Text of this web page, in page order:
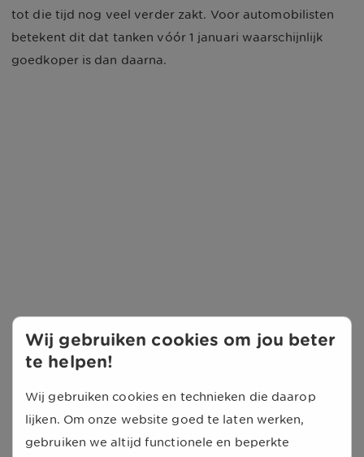
tot die tijd nog veel verder zakt. Voor automobilisten
betekent dit dat tanken vóór 1 januari waarschijnlijk
goedkoper is dan daarna.
Wij gebruiken cookies om jou beter
te helpen!
Wij gebruiken cookies en technieken die daarop
lijken. Om onze website goed te laten werken,
gebruiken we altijd functionele en beperkte